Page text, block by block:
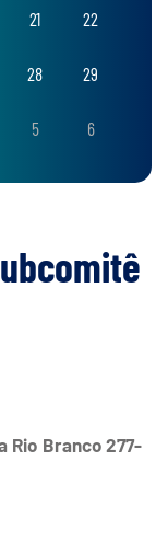
21 22
28 29
5 6
Rio Branco 277-